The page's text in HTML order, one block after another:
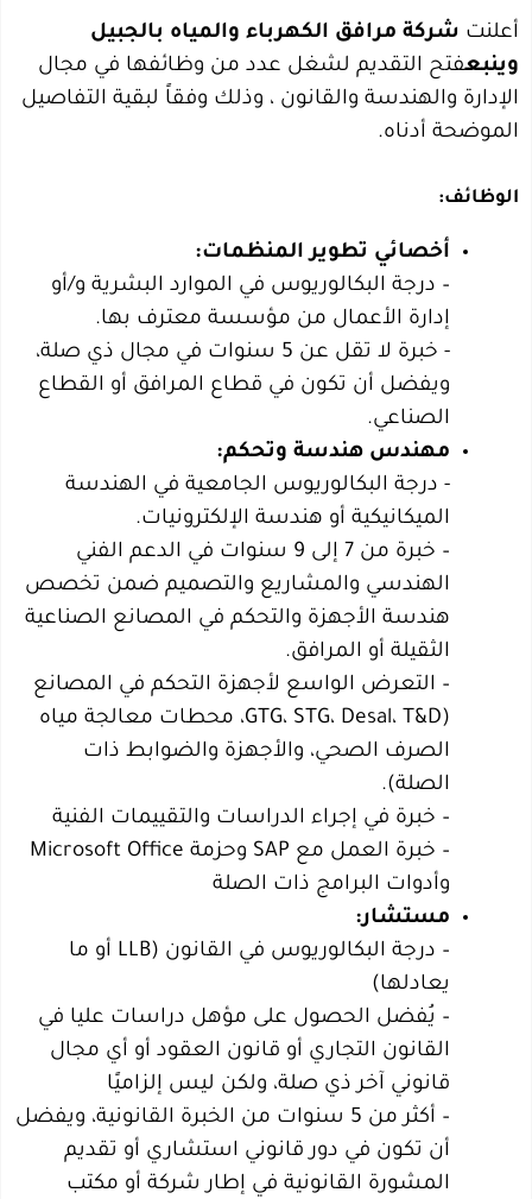
أعلنت شركة مرافق الكهرباء والمياه بالجبيل
وينبعفتح التقديم لشغل عدد من وظائفها في مجال
الإدارة والهندسة والقانون ، وذلك وفقاً لبقية التفاصيل
الموضحة أدناه.
الوظائف:
أخصائي تطوير المنظمات:
– ‎درجة البكالوريوس في الموارد البشرية و/أو
إدارة الأعمال من مؤسسة معترف بها.
‎- خبرة لا تقل عن 5 سنوات في مجال ذي صلة،
ويفضل أن تكون في قطاع المرافق أو القطاع
الصناعي.
مهندس هندسة وتحكم:
‎- درجة البكالوريوس الجامعية في الهندسة
الميكانيكية أو هندسة الإلكترونيات.
– خبرة من 7 إلى 9 سنوات في الدعم الفني
الهندسي والمشاريع والتصميم ضمن تخصص
هندسة الأجهزة والتحكم في المصانع الصناعية
الثقيلة أو المرافق.
– التعرض الواسع لأجهزة التحكم في المصانع
(GTG، STG، Desal، T&D، محطات معالجة مياه
الصرف الصحي، والأجهزة والضوابط ذات
الصلة).
– خبرة في إجراء الدراسات والتقييمات الفنية
– خبرة العمل مع SAP وحزمة Microsoft Office
وأدوات البرامج ذات الصلة
مستشار:
– درجة البكالوريوس في القانون (LLB أو ما
يعادلها)
– يُفضل الحصول على مؤهل دراسات عليا في
القانون التجاري أو قانون العقود أو أي مجال
قانوني آخر ذي صلة، ولكن ليس إلزاميًا
– أكثر من 5 سنوات من الخبرة القانونية، ويفضل
أن تكون في دور قانوني استشاري أو تقديم
المشورة القانونية في إطار شركة أو مكتب